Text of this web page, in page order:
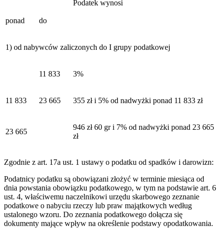
Podatek wynosi
ponad do
1) od nabywców zaliczonych do I grupy podatkowej
11 833 3%
11 833 23 665 355 zł i 5% od nadwyżki ponad 11 833 zł
23 665
946 zł 60 gr i 7% od nadwyżki ponad 23 665
zł
Zgodnie z art. 17a ust. 1 ustawy o podatku od spadków i darowizn:
Podatnicy podatku są obowiązani złożyć w terminie miesiąca od
dnia powstania obowiązku podatkowego, w tym na podstawie art. 6
ust. 4, właściwemu naczelnikowi urzędu skarbowego zeznanie
podatkowe o nabyciu rzeczy lub praw majątkowych według
ustalonego wzoru. Do zeznania podatkowego dołącza się
dokumenty mające wpływ na określenie podstawy opodatkowania.